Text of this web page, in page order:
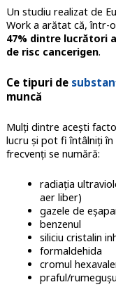
Un studiu realizat de
Work a arătat că, într-
47% dintre lucrători
de risc cancerigen.
Ce tipuri de
muncă
Mulți dintre acești
lucru și pot fi întâlniți
frecvenți se numără:
radiația
aer liber)
gazele de
benzenul
siliciu cristalin
formaldehida
cromul
praful/